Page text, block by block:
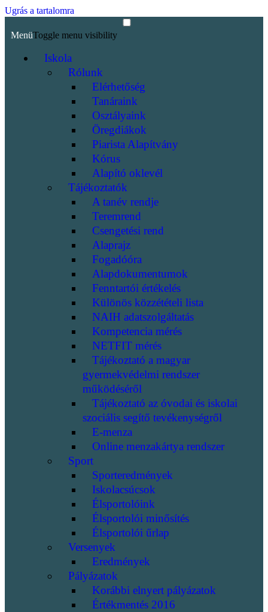
Ugrás a tartalomra
MenüToggle menu visibility
Iskola
Rólunk
Elérhetőség
Tanáraink
Osztályaink
Öregdiákok
Piarista Alapítvány
Kórus
Alapító oklevél
Tájékoztatók
A tanév rendje
Teremrend
Csengetési rend
Alaprajz
Fogadóóra
Alapdokumentumok
Fenntartói értékelés
Különös közzétételi lista
NAIH adatszolgáltatás
Kompetencia mérés
NETFIT mérés
Tájékoztató a magyar
gyermekvédelmi rendszer
működéséről
Tájékoztató az óvodai és iskolai
szociális segítő tevékenységről
E-menza
Online menzakártya rendszer
Sport
Sporteredmények
Iskolacsúcsok
Élsportolóink
Élsportolói minősítés
Élsportolói űrlap
Versenyek
Eredmények
Pályázatok
Korábbi elnyert pályázatok
Értékmentés 2016